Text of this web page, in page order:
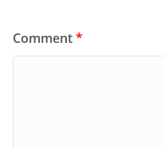
Comment*